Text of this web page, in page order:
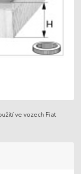
ve vozech Fiat